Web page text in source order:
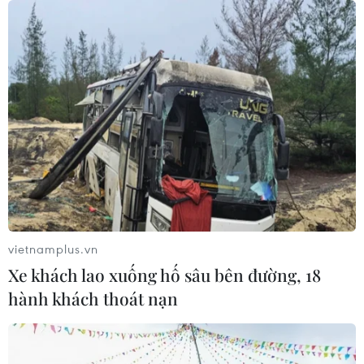
06/08/2026 13:24
Thủ tướng Lê Minh Hưng tiếp Đại sứ
Malaysia đến chào từ biệt kết thúc
nhiệm kỳ
06/08/2026 13:23
Chủ tịch Quốc hội Trần Thanh Mẫn
tiếp Đại sứ Malaysia Tan Yang Thai
chào từ biệt
06/08/2026 12:23
thăm chính thức Việt Nam
vietnamplus.vn
Xe khách lao xuống hố sâu bên đường, 18
hành khách thoát nạn